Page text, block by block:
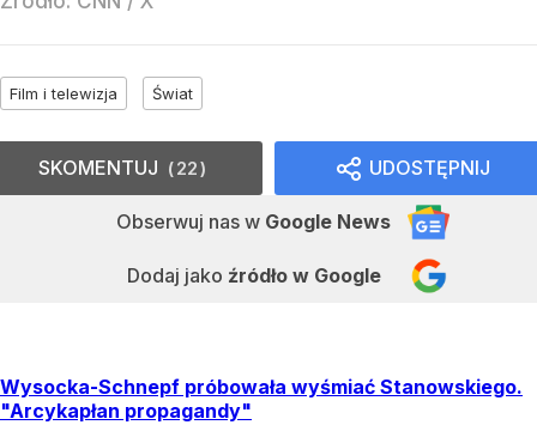
Film i telewizja Świat
UDOSTĘPNIJ
Obserwuj nas w Google News
Dodaj jako źródło w Google
SKOMENTUJ 22
Wysocka-Schnepf próbowała wyśmiać Stanowskiego.
"Arcykapłan propagandy"